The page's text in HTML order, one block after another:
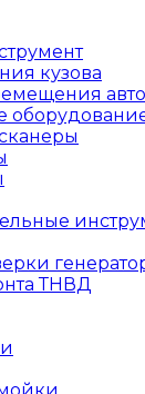
кузова
авто
ТНВД